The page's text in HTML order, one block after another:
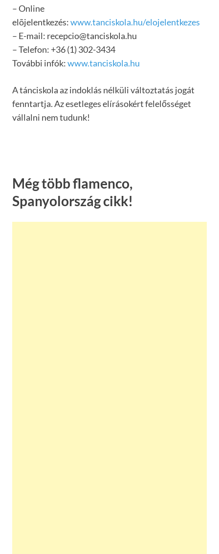
– Online
elõjelentkezés:www.tanciskola.hu/elojelentkezes
– E-mail: recepcio@tanciskola.hu
– Telefon: +36 (1) 302-3434
További infók:www.tanciskola.hu
A tánciskola az indoklás nélküli változtatás jogát
fenntartja. Az esetleges elírásokért felelősséget
vállalni nem tudunk!
Még több flamenco,
Spanyolország cikk!